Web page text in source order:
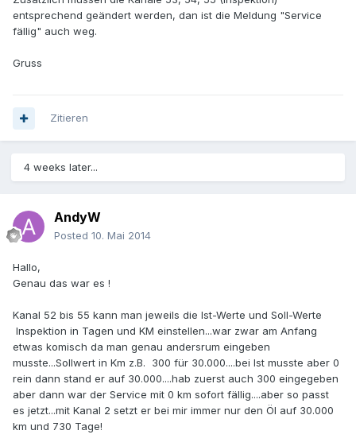
entsprechend geändert werden, dan ist die Meldung "Service
fällig" auch weg.
Gruss
Zitieren
4 weeks later...
AndyW
Posted 10. Mai 2014
Hallo,
Genau das war es !
Kanal 52 bis 55 kann man jeweils die Ist-Werte und Soll-Werte
Inspektion in Tagen und KM einstellen...war zwar am Anfang
etwas komisch da man genau andersrum eingeben
musste...Sollwert in Km z.B. 300 für 30.000....bei Ist musste aber 0
rein dann stand er auf 30.000....hab zuerst auch 300 eingegeben
aber dann war der Service mit 0 km sofort fällig....aber so passt
es jetzt...mit Kanal 2 setzt er bei mir immer nur den Öl auf 30.000
km und 730 Tage!